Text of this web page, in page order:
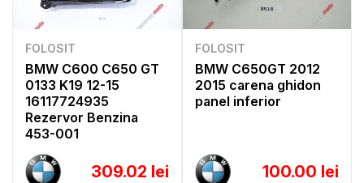
FOLOSIT
BMW C600 C650 GT
0133 K19 12-15
16117724935
Rezervor Benzina
453-001
309.02 lei
FOLOSIT
BMW C650GT 2012
2015 carena ghidon
panel inferior
100.00 lei